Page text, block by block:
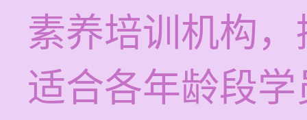
素养培训机构
适合各年龄段